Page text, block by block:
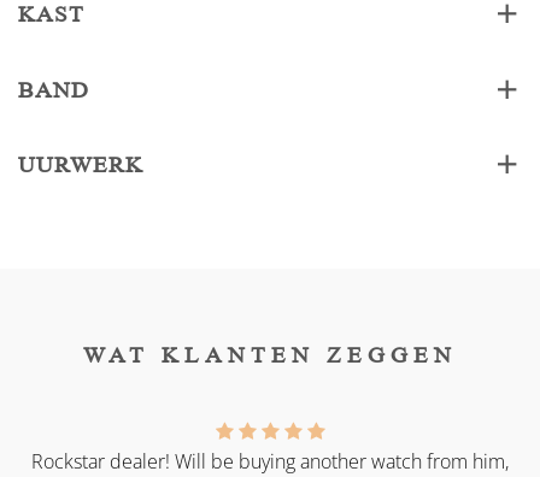
KAST
BAND
UURWERK
WAT KLANTEN ZEGGEN
Rockstar dealer! Will be buying another watch from him,